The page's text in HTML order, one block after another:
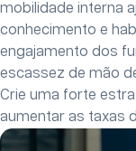
mobilidade interna
conhecimento e
engajamento dos
escassez de mão
Crie uma forte
aumentar as taxas